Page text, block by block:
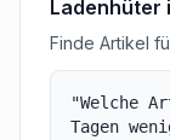
Ladenhüter
Finde Artikel
"Welche
Tagen